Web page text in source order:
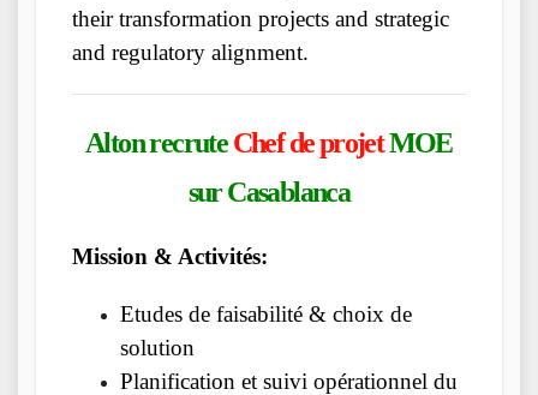
their transformation projects and strategic
and regulatory alignment.
Alton recruteChef de projetMOE
sur Casablanca
Mission & Activités:
Etudes de faisabilité & choix de
solution
Planification et suivi opérationnel du